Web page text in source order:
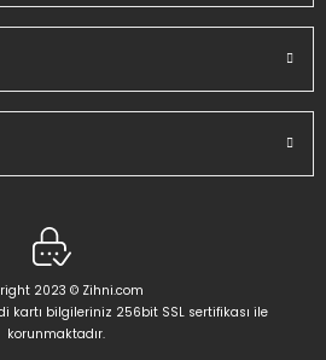
2023 © Zihni.com
kartı bilgileriniz 256bit SSL sertifikası ile
korunmaktadır.